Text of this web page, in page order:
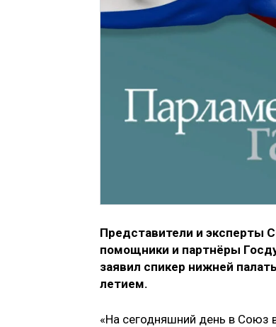
Представители и эксперты
помощники и партнёры
заявил спикер нижней
летием.
«На сегодняшний день в Союз